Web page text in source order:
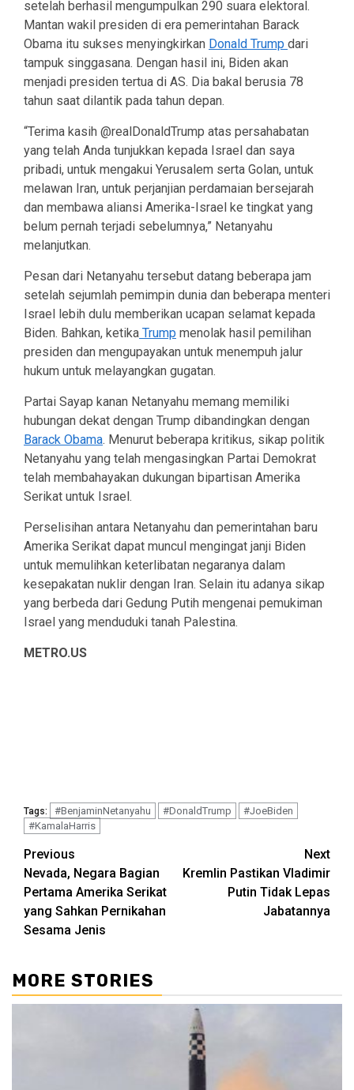
setelah berhasil mengumpulkan 290 suara elektoral.
Mantan wakil presiden di era pemerintahan Barack
Obama itu sukses menyingkirkan Donald Trump dari
tampuk singgasana. Dengan hasil ini, Biden akan
menjadi presiden tertua di AS. Dia bakal berusia 78
tahun saat dilantik pada tahun depan.
“Terima kasih @realDonaldTrump atas persahabatan
yang telah Anda tunjukkan kepada Israel dan saya
pribadi, untuk mengakui Yerusalem serta Golan, untuk
melawan Iran, untuk perjanjian perdamaian bersejarah
dan membawa aliansi Amerika-Israel ke tingkat yang
belum pernah terjadi sebelumnya,” Netanyahu
melanjutkan.
Pesan dari Netanyahu tersebut datang beberapa jam
setelah sejumlah pemimpin dunia dan beberapa menteri
Israel lebih dulu memberikan ucapan selamat kepada
Biden. Bahkan, ketika Trump menolak hasil pemilihan
presiden dan mengupayakan untuk menempuh jalur
hukum untuk melayangkan gugatan.
Partai Sayap kanan Netanyahu memang memiliki
hubungan dekat dengan Trump dibandingkan dengan
Barack Obama. Menurut beberapa kritikus, sikap politik
Netanyahu yang telah mengasingkan Partai Demokrat
telah membahayakan dukungan bipartisan Amerika
Serikat untuk Israel.
Perselisihan antara Netanyahu dan pemerintahan baru
Amerika Serikat dapat muncul mengingat janji Biden
untuk memulihkan keterlibatan negaranya dalam
kesepakatan nuklir dengan Iran. Selain itu adanya sikap
yang berbeda dari Gedung Putih mengenai pemukiman
Israel yang menduduki tanah Palestina.
METRO.US
Tags: #BenjaminNetanyahu #DonaldTrump
#JoeBiden
#KamalaHarris
Continue
Reading
Previous
Nevada, Negara Bagian
Pertama Amerika Serikat
yang Sahkan Pernikahan
Sesama Jenis
Next
Kremlin Pastikan Vladimir
Putin Tidak Lepas
Jabatannya
MORE STORIES